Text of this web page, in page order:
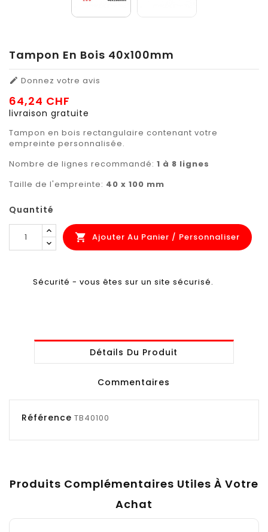
Tampon En Bois 40x100mm
 Donnez votre avis
64,24 CHF
livraison gratuite
Tampon en bois rectangulaire contenant votre
empreinte personnalisée.
Nombre de lignes recommandé: 1 à 8 lignes
Taille de l'empreinte: 40 x 100 mm
Quantité
 Ajouter Au Panier / Personnaliser
Sécurité - vous êtes sur un site sécurisé.
Détails Du Produit
Commentaires
Référence TB40100
Produits Complémentaires Utiles À Votre
Achat